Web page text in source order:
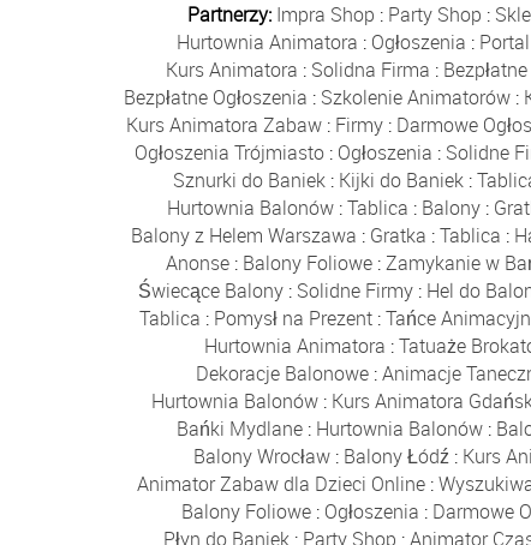
Partnerzy: Impra Shop : Party Shop :
Hurtownia Animatora : Ogłoszenia :
Kurs Animatora : Solidna Firma :
Bezpłatne Ogłoszenia : Szkolenie Animatorów :
Kurs Animatora Zabaw: Firmy: Darmowe
Ogłoszenia Trójmiasto : Ogłoszenia : Solidne
Sznurki do Baniek : Kijki do Baniek :
Hurtownia Balonów:Tablica : Balony:
Balony z Helem Warszawa : Gratka :Tablica :
Anonse: Balony Foliowe:Zamykanie w
Świecące Balony : Solidne Firmy : Hel do
Tablica : Pomysł na Prezent:Tańce
Hurtownia Animatora :Tatuaże
Dekoracje Balonowe :Animacje
Hurtownia Balonów: Kurs Animatora
Bańki Mydlane : Hurtownia Balonów :
Balony Wrocław : Balony Łódź : Kurs
Animator Zabaw dla Dzieci Online :
Balony Foliowe: Ogłoszenia : Darmowe
Płyn do Baniek : Party Shop :Animator